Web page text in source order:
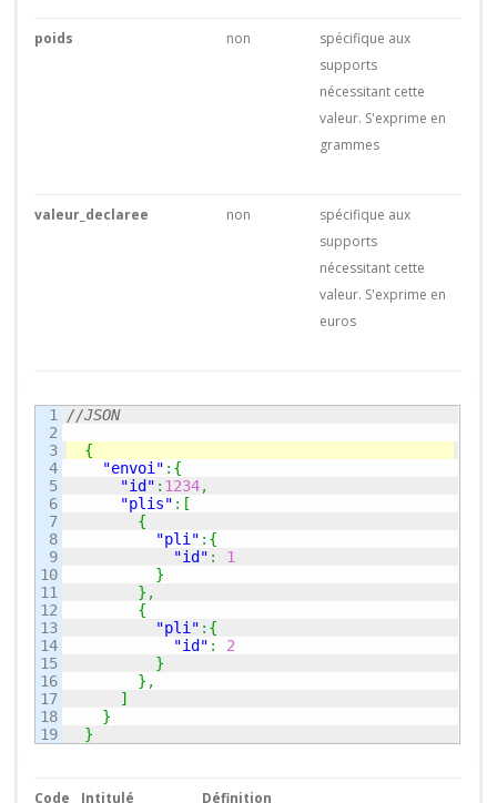
poids non
spécifique aux
supports
nécessitant cette
valeur. S'exprime en
grammes
valeur_declaree non
spécifique aux
supports
nécessitant cette
valeur. S'exprime en
euros
1
2
3
4
5
6
7
8
9
10
11
12
13
14
15
16
17
18
//JSON
{
"envoi" : {
"id" : 1234,
"plis" : [
{
"pli" : {
"id" :
1
}
} ,
{
"pli" : {
"id" :
2
}
} ,
]
}
}
Code Intitulé Définition